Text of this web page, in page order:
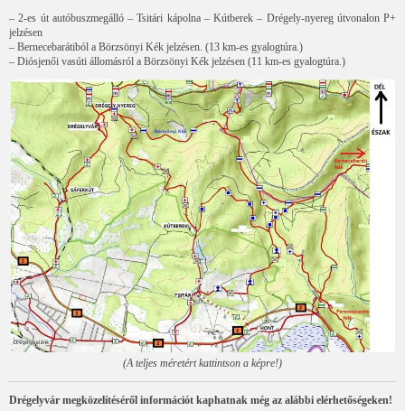
– 2-es út autóbuszmegálló – Tsitári kápolna – Kútberek – Drégely-nyereg útvonalon P+
jelzésen
– Bernecebarátiból a Börzsönyi Kék jelzésen. (13 km-es gyalogtúra.)
– Diósjenői vasúti állomásról a Börzsönyi Kék jelzésen (11 km-es gyalogtúra.)
(A teljes méretért kattintson a képre!)
Drégelyvár megközelítéséről információt kaphatnak még az alábbi elérhetőségeken!